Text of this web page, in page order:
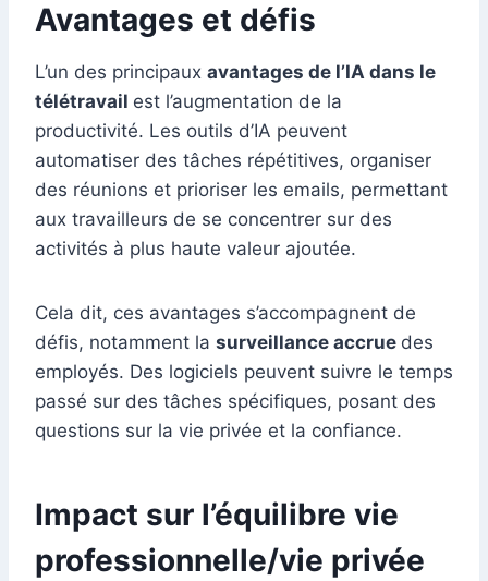
Avantages et défis
L’un des principaux avantages de l’IA dans le
télétravail est l’augmentation de la
productivité. Les outils d’IA peuvent
automatiser des tâches répétitives, organiser
des réunions et prioriser les emails, permettant
aux travailleurs de se concentrer sur des
activités à plus haute valeur ajoutée.
Cela dit, ces avantages s’accompagnent de
défis, notamment la surveillance accrue des
employés. Des logiciels peuvent suivre le temps
passé sur des tâches spécifiques, posant des
questions sur la vie privée et la confiance.
Impact sur l’équilibre vie
professionnelle/vie privée